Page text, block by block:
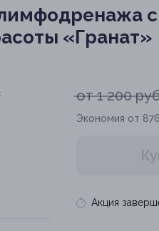
«Гранат»
от 1 200
Экономия от
Акция